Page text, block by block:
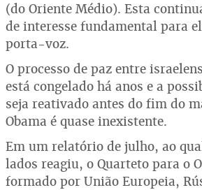
(do Oriente Médio). Esta
de interesse fundamental para
porta-voz.
O processo de paz entre
está congelado há anos e a
seja reativado antes do fim do
Obama é quase inexistente.
Em um relatório de julho, ao
lados reagiu, o Quarteto para o
formado por União Europeia,